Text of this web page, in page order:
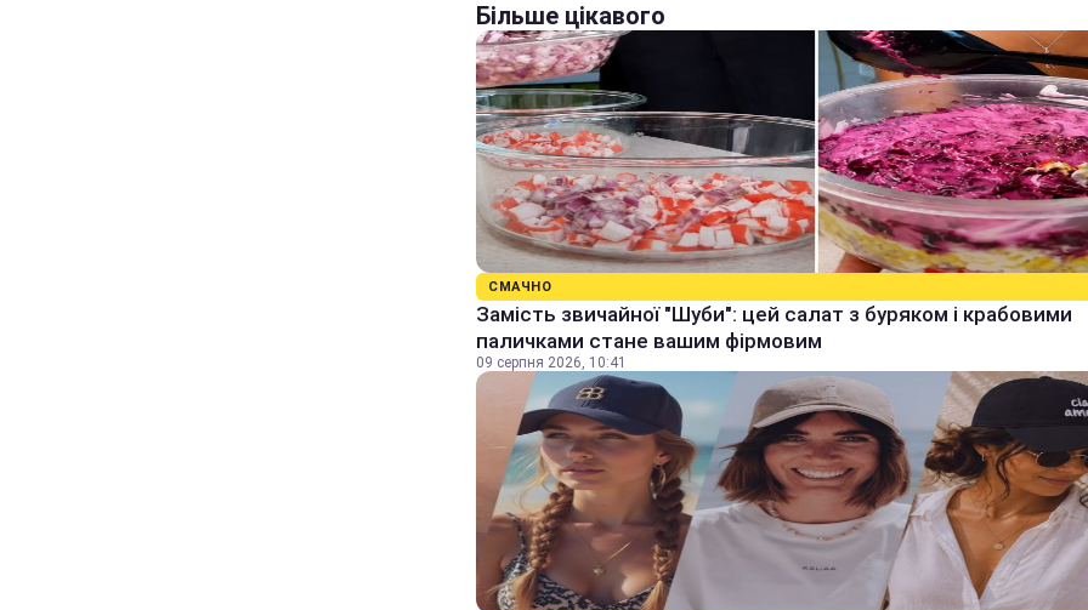
Більше цікавого
СМАЧНО
Замість звичайної "Шуби": цей салат з буряком і крабовими
паличками стане вашим фірмовим
09 серпня 2026, 10:41